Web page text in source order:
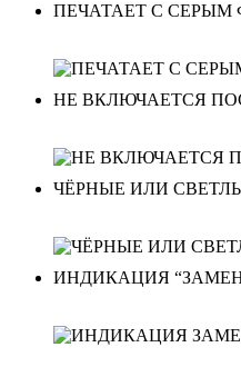
ПЕЧАТАЕТ С
НЕ ВКЛЮЧАЕТСЯ
ЧЁРНЫЕ ИЛИ
ИНДИКАЦИЯ